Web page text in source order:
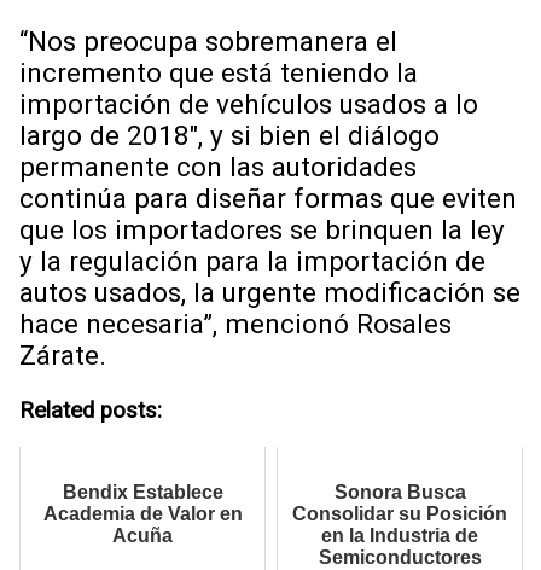
“Nos preocupa sobremanera el
incremento que está teniendo la
importación de vehículos usados a lo
largo de 2018″, y si bien el diálogo
permanente con las autoridades
continúa para diseñar formas que eviten
que los importadores se brinquen la ley
y la regulación para la importación de
autos usados, la urgente modificación se
hace necesaria”, mencionó Rosales
Zárate.
Related posts:
Bendix Establece
Academia de Valor en
Acuña
Sonora Busca
Consolidar su Posición
en la Industria de
Semiconductores